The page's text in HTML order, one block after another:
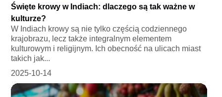
Święte krowy w Indiach: dlaczego są tak ważne w
kulturze?
W Indiach krowy są nie tylko częścią codziennego
krajobrazu, lecz także integralnym elementem
kulturowym i religijnym. Ich obecność na ulicach miast
takich jak...
2025-10-14